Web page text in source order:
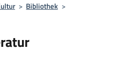
> Bibliothek >